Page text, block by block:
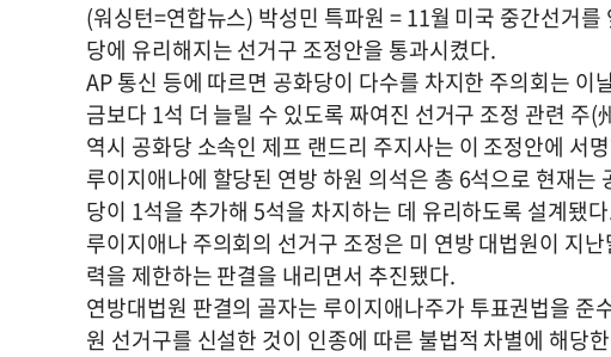
(워싱턴=연합뉴스) 박성민 특파원 = 11월 미국 중간선거
당에 유리해지는 선거구 조정안을 통과시켰다.
AP 통신 등에 따르면 공화당이 다수를 차지한 주의회는
금보다 1석 더 늘릴 수 있도록 짜여진 선거구 조정 관련 주
역시 공화당 소속인 제프 랜드리 주지사는 이 조정안에 서
루이지애나에 할당된 연방 하원 의석은 총 6석으로 현재
당이 1석을 추가해 5석을 차지하는 데 유리하도록 설계됐
루이지애나 주의회의 선거구 조정은 미 연방 대법원이 지
력을 제한하는 판결을 내리면서 추진됐다.
연방대법원 판결의 골자는 루이지애나주가 투표권법을 준
원 선거구를 신설한 것이 인종에 따른 불법적 차별에 해당